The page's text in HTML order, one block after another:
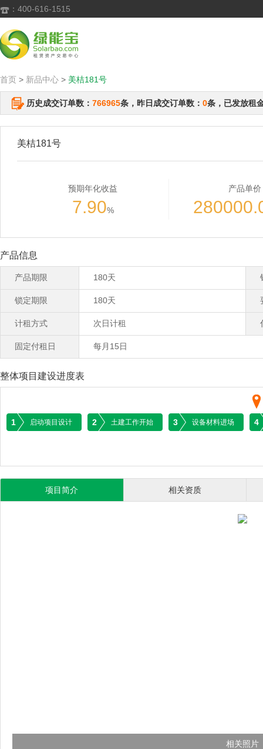
 ：400-616-1515
首页 > 新品中心 > 美桔181号
历史成交订单数： 766965条，昨日成交订单数： 0条，已发放租
美桔181号
预期年化收益
7.90%
产品单价
产品信息
产品期限 180天
锁定期限 180天
计租方式 次日计租
固定付租日 每月15日
整体项目建设进度表
1 启动项目设计 2 土建工作开始 3 设备材料进场 4
项目简介 相关资质
相关照片